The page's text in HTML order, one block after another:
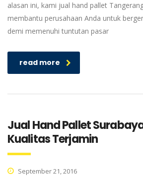
alasan ini, kami jual hand pallet
membantu perusahaan Anda untuk
demi memenuhi tuntutan pasar
read more
Jual Hand Pallet
Kualitas Terjamin
September 21, 2016